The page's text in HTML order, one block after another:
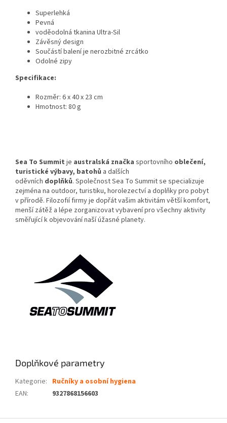
Superlehká
Pevná
voděodolná tkanina Ultra-Sil
Závěsný design
Součástí balení je nerozbitné zrcátko
Odolné zipy
Specifikace:
Rozměr: 6 x 40 x 23 cm
Hmotnost: 80 g
Sea To Summit je australská značka sportovního oblečení,
turistické výbavy, batohů a dalších
oděvních doplňků. Společnost Sea To Summit se specializuje
zejména na outdoor, turistiku, horolezectví a doplňky pro pobyt
v přírodě. Filozofií firmy je dopřát vašim aktivitám větší komfort,
menší zátěž a lépe zorganizovat vybavení pro všechny aktivity
směřující k objevování naší úžasné planety.
Doplňkové parametry
Kategorie: Ručníky a osobní hygiena
EAN: 9327868156603